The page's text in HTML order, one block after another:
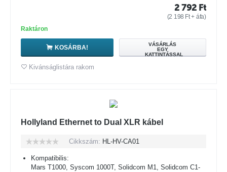
2 792 Ft
(2 198 Ft+ áfa)
Raktáron
KOSÁRBA!
VÁSÁRLÁS
EGY
KATTINTÁSSAL
Kivánságlistára rakom
Hollyland Ethernet to Dual XLR kábel
Cikkszám: HL-HV-CA01
Kompatibilis:
Mars T1000, Syscom 1000T, Solidcom M1, Solidcom C1-